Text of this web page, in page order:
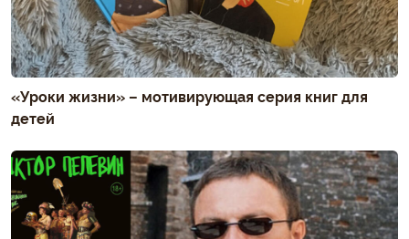
«Уроки жизни» – мотивирующая серия книг для
детей